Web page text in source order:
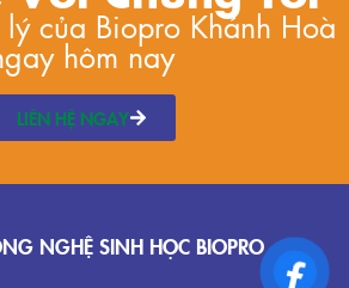
của Biopro Khánh Hoà
hôm nay
LIÊN HỆ NGAY
NGHỆ SINH HỌC BIOPRO